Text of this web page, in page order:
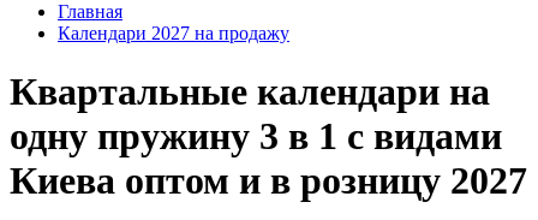
Главная
Календари 2027 на продажу
Квартальные календари на
одну пружину 3 в 1 с видами
Киева оптом и в розницу 2027